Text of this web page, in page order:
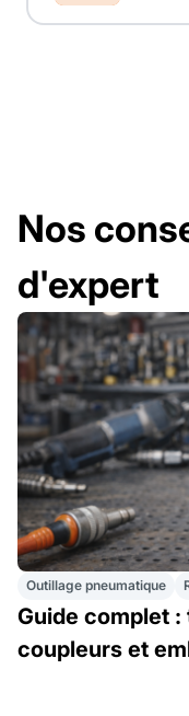
Nos
d'expert
Outillage pneumatique
Guide complet
coupleurs et